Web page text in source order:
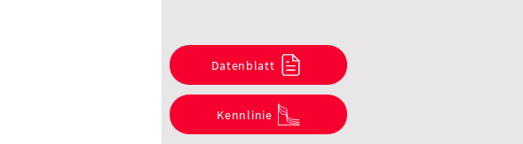
Datenblatt
Kennlinie